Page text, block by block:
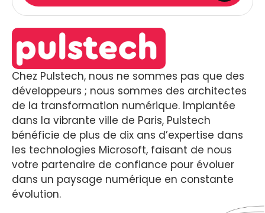
Chez Pulstech, nous ne sommes pas que des
développeurs ; nous sommes des architectes
de la transformation numérique. Implantée
dans la vibrante ville de Paris, Pulstech
bénéficie de plus de dix ans d’expertise dans
les technologies Microsoft, faisant de nous
votre partenaire de confiance pour évoluer
dans un paysage numérique en constante
évolution.